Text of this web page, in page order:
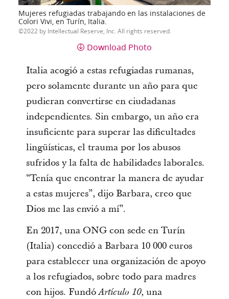
Mujeres refugiadas trabajando en las instalaciones de
Colori Vivi, en Turín, Italia.
2022 by Intellectual Reserve, Inc. All rights reserved.
Download Photo
Italia acogió a estas refugiadas rumanas,
pero solamente durante un año para que
pudieran convertirse en ciudadanas
independientes. Sin embargo, un año era
insuficiente para superar las dificultades
lingüísticas, el trauma por los abusos
sufridos y la falta de habilidades laborales.
“Tenía que encontrar la manera de ayudar
a estas mujeres”, dijo Barbara, creo que
Dios me las envió a mí”.
En 2017, una ONG con sede en Turín
(Italia) concedió a Barbara 10 000 euros
para establecer una organización de apoyo
a los refugiados, sobre todo para madres
con hijos. FundóArtículo 10, una